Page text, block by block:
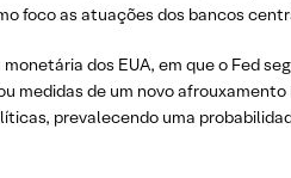
foco as atuações dos bancos
dos EUA, em que o Fed
medidas de um novo
prevalecendo uma